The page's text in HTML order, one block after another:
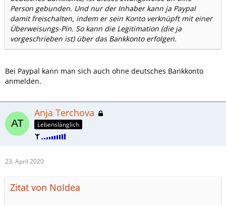
Person gebunden. Und nur der Inhaber kann ja Paypal
damit freischalten, indem er sein Konto verknüpft mit einer
Überweisungs-Pin. So kann die Legitimation (die ja
vorgeschrieben ist) über das Bankkonto erfolgen.
Bei Paypal kann man sich auch ohne deutsches Bankkonto
anmelden.
Anja Terchova
Lebenslänglich
23. April 2020
Zitat von NoIdea